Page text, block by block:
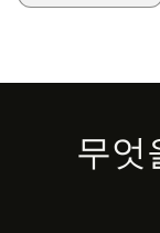
Footer무엇